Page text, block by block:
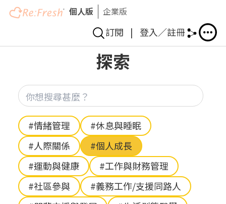
移
個人版 企業版
訂閱 | 登入／註冊
探索
Hashtag
#情緒管理
#休息與睡眠
#人際關係
#個人成長
#運動與健康
#工作與財務管理
#社區參與
#義務工作/支援同路人